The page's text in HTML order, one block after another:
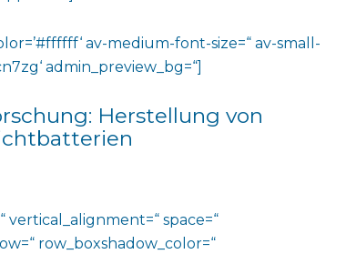
av-medium-font-size=“ av-small-
admin_preview_bg=“]
Herstellung von
space=“
row_boxshadow_color=“